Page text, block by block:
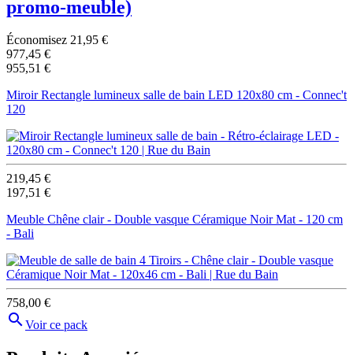
promo-meuble)
Économisez 21,95 €
977,45 €
955,51 €
Miroir Rectangle lumineux salle de bain LED 120x80 cm - Connec't
120
219,45 €
197,51 €
Meuble Chêne clair - Double vasque Céramique Noir Mat - 120 cm
- Bali
758,00 €
Voir ce pack